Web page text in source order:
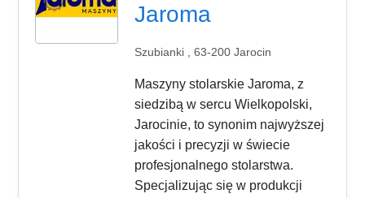
Jaroma
Szubianki , 63-200 Jarocin
Maszyny stolarskie Jaroma, z
siedzibą w sercu Wielkopolski,
Jarocinie, to synonim najwyższej
jakości i precyzji w świecie
profesjonalnego stolarstwa.
Specjalizując się w produkcji